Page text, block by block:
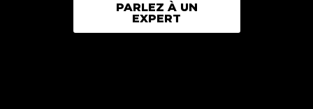
PARLEZ À UN
EXPERT